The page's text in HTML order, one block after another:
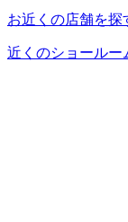
お近くの店舗を探
近くのショールー